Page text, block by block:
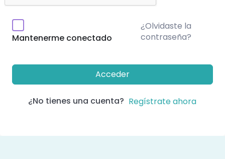
Mantenerme conectado
¿Olvidaste la
contraseña?
Acceder
¿No tienes una cuenta? Regístrate ahora